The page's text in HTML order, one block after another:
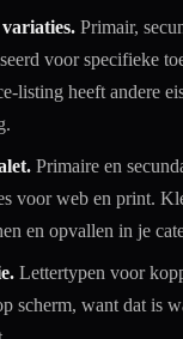
Primair,
voor specifieke
listing heeft andere
Primaire en
voor web en print.
en opvallen in je
Lettertypen voor
scherm, want dat is